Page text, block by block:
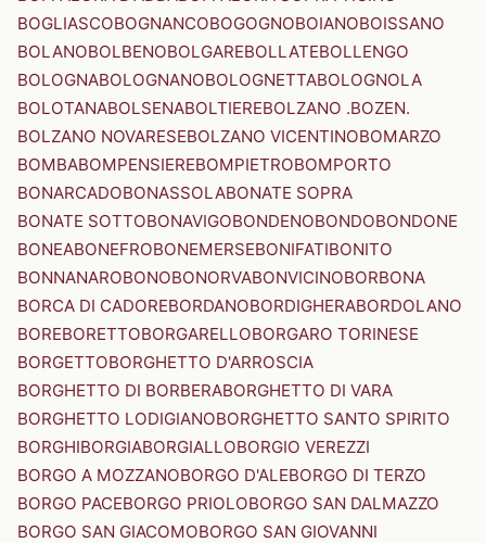
BOGLIASCOBOGNANCOBOGOGNOBOIANOBOISSANO
BOLANOBOLBENOBOLGAREBOLLATEBOLLENGO
BOLOGNABOLOGNANOBOLOGNETTABOLOGNOLA
BOLOTANABOLSENABOLTIEREBOLZANO .BOZEN.
BOLZANO NOVARESEBOLZANO VICENTINOBOMARZO
BOMBABOMPENSIEREBOMPIETROBOMPORTO
BONARCADOBONASSOLABONATE SOPRA
BONATE SOTTOBONAVIGOBONDENOBONDOBONDONE
BONEABONEFROBONEMERSEBONIFATIBONITO
BONNANAROBONOBONORVABONVICINOBORBONA
BORCA DI CADOREBORDANOBORDIGHERABORDOLANO
BOREBORETTOBORGARELLOBORGARO TORINESE
BORGETTOBORGHETTO D'ARROSCIA
BORGHETTO DI BORBERABORGHETTO DI VARA
BORGHETTO LODIGIANOBORGHETTO SANTO SPIRITO
BORGHIBORGIABORGIALLOBORGIO VEREZZI
BORGO A MOZZANOBORGO D'ALEBORGO DI TERZO
BORGO PACEBORGO PRIOLOBORGO SAN DALMAZZO
BORGO SAN GIACOMOBORGO SAN GIOVANNI